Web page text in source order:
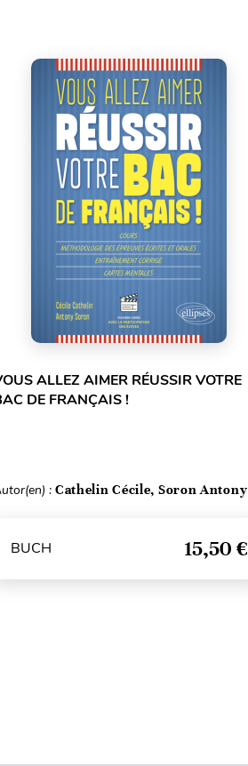
ALLEZ AIMER RÉUSSIR VOTRE
DE FRANÇAIS !
: Cathelin Cécile, Soron Antony
BUCH 15,50 €